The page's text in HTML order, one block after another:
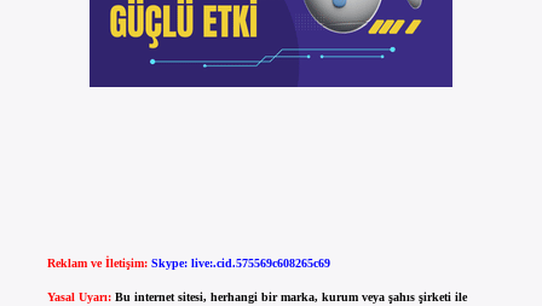
Reklam ve İletişim: Skype: live:.cid.575569c608265c69
Yasal Uyarı: Bu internet sitesi, herhangi bir marka, kurum veya şahıs şirketi ile